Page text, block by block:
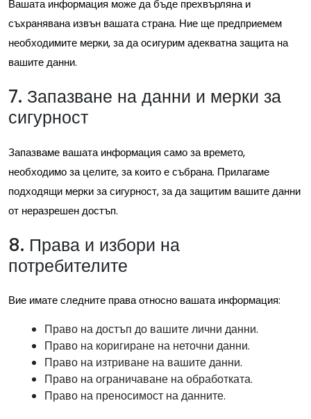
Вашата информация може да бъде прехвърляна и
съхранявана извън вашата страна. Ние ще предприемем
необходимите мерки, за да осигурим адекватна защита на
вашите данни.
7. Запазване на данни и мерки за
сигурност
Запазваме вашата информация само за времето,
необходимо за целите, за които е събрана. Прилагаме
подходящи мерки за сигурност, за да защитим вашите данни
от неразрешен достъп.
8. Права и избори на
потребителите
Вие имате следните права относно вашата информация:
Право на достъп до вашите лични данни.
Право на коригиране на неточни данни.
Право на изтриване на вашите данни.
Право на ограничаване на обработката.
Право на преносимост на данните.